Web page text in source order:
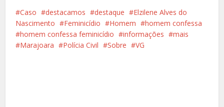
Caso destacamos destaque
Elzilene Alves do
Nascimento
Feminicídio Homem
homem confessa
homem confessa feminicídio
informações
mais
Marajoara
Polícia Civil Sobre VG